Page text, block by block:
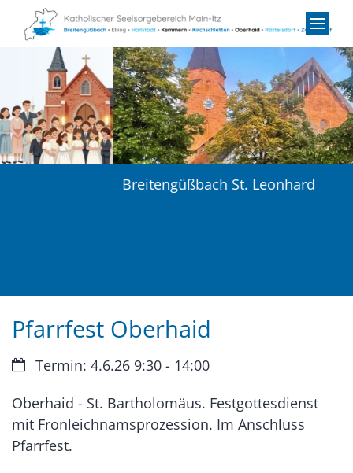
Zum Inhalt springen
Breitengüßbach St. Leonhard
Pfarrfest Oberhaid
Datum:Termin: 4.6.26 9:30 - 14:00
Oberhaid - St. Bartholomäus. Festgottesdienst
mit Fronleichnamsprozession. Im Anschluss
Pfarrfest.